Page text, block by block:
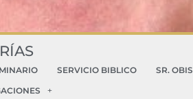
SERVICIO BIBLICO SR.